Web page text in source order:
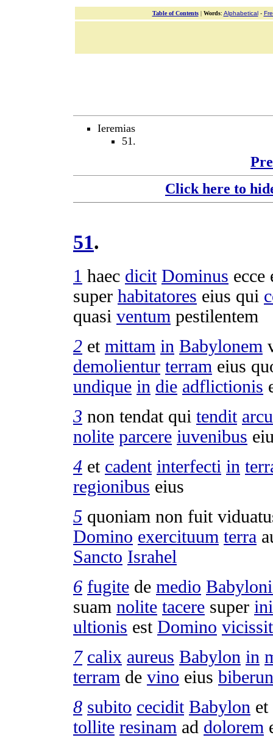
Table of Contents| Words: Alphabetical-
Ieremias
51.
Click here to
51.
1 haec dicit Dominus ecce
super habitatores eius qui
quasi ventum pestilentem
2 et mittam in Babylonem
demolientur terram eius
undique in die adflictionis
3 non tendatqui tendit
nolite parcere iuvenibus
4 et cadent interfecti in
regionibus eius
5 quoniam non fuit
Domino exercituum terra
Sancto Israhel
6 fugite de medio
suam nolite tacere super
ultionis est Domino
7 calix aureus Babylon in
terram de vino eius
8 subito cecidit Babylon et
tollite resinam ad dolorem